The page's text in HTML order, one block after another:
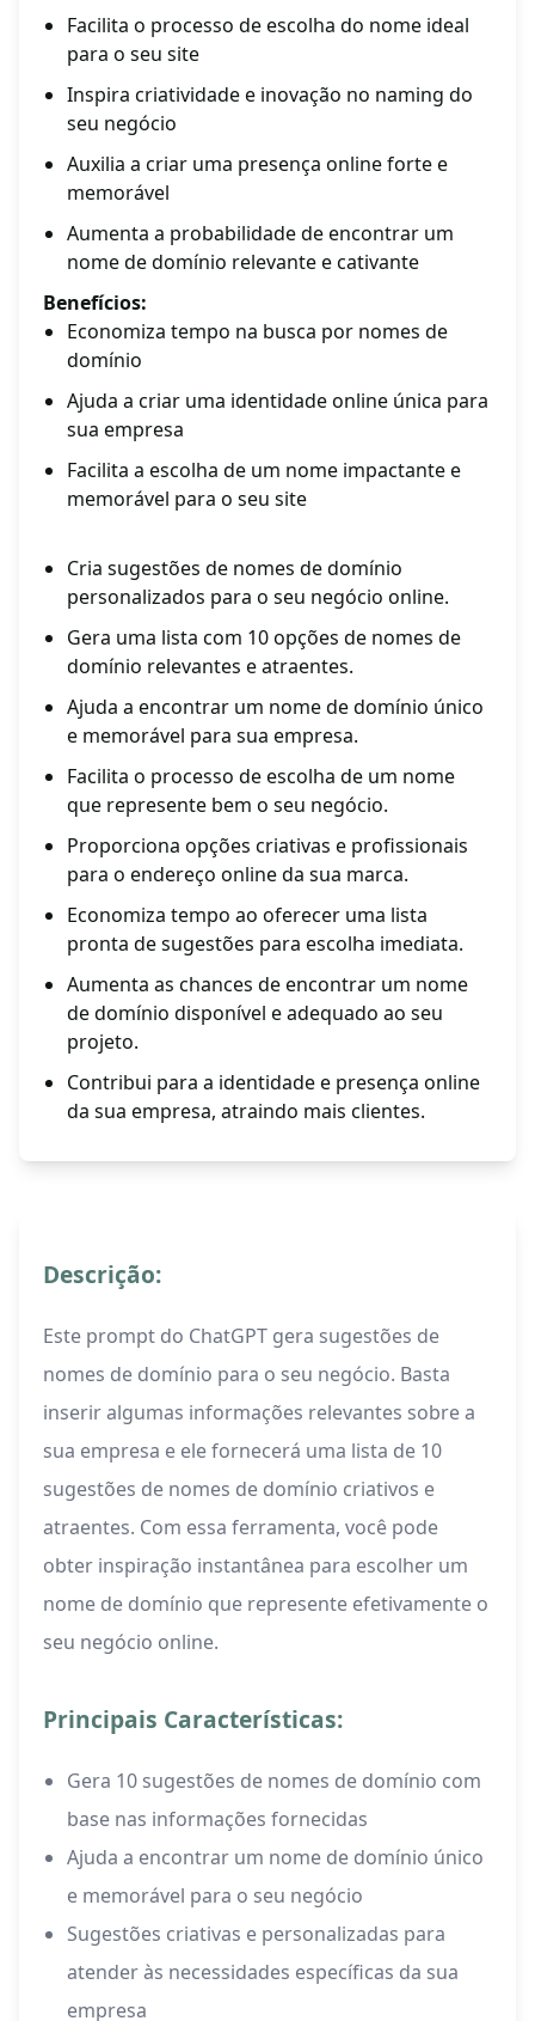
Facilita o processo de escolha do nome ideal
para o seu site
Inspira criatividade e inovação no naming do
seu negócio
Auxilia a criar uma presença online forte e
memorável
Aumenta a probabilidade de encontrar um
nome de domínio relevante e cativante
Benefícios:
Economiza tempo na busca por nomes de
domínio
Ajuda a criar uma identidade online única para
sua empresa
Facilita a escolha de um nome impactante e
memorável para o seu site
Cria sugestões de nomes de domínio
personalizados para o seu negócio online.
Gera uma lista com 10 opções de nomes de
domínio relevantes e atraentes.
Ajuda a encontrar um nome de domínio único
e memorável para sua empresa.
Facilita o processo de escolha de um nome
que represente bem o seu negócio.
Proporciona opções criativas e profissionais
para o endereço online da sua marca.
Economiza tempo ao oferecer uma lista
pronta de sugestões para escolha imediata.
Aumenta as chances de encontrar um nome
de domínio disponível e adequado ao seu
projeto.
Contribui para a identidade e presença online
da sua empresa, atraindo mais clientes.
Descrição:
Este prompt do ChatGPT gera sugestões de
nomes de domínio para o seu negócio. Basta
inserir algumas informações relevantes sobre a
sua empresa e ele fornecerá uma lista de 10
sugestões de nomes de domínio criativos e
atraentes. Com essa ferramenta, você pode
obter inspiração instantânea para escolher um
nome de domínio que represente efetivamente o
seu negócio online.
Principais Características:
Gera 10 sugestões de nomes de domínio com
base nas informações fornecidas
Ajuda a encontrar um nome de domínio único
e memorável para o seu negócio
Sugestões criativas e personalizadas para
atender às necessidades específicas da sua
empresa